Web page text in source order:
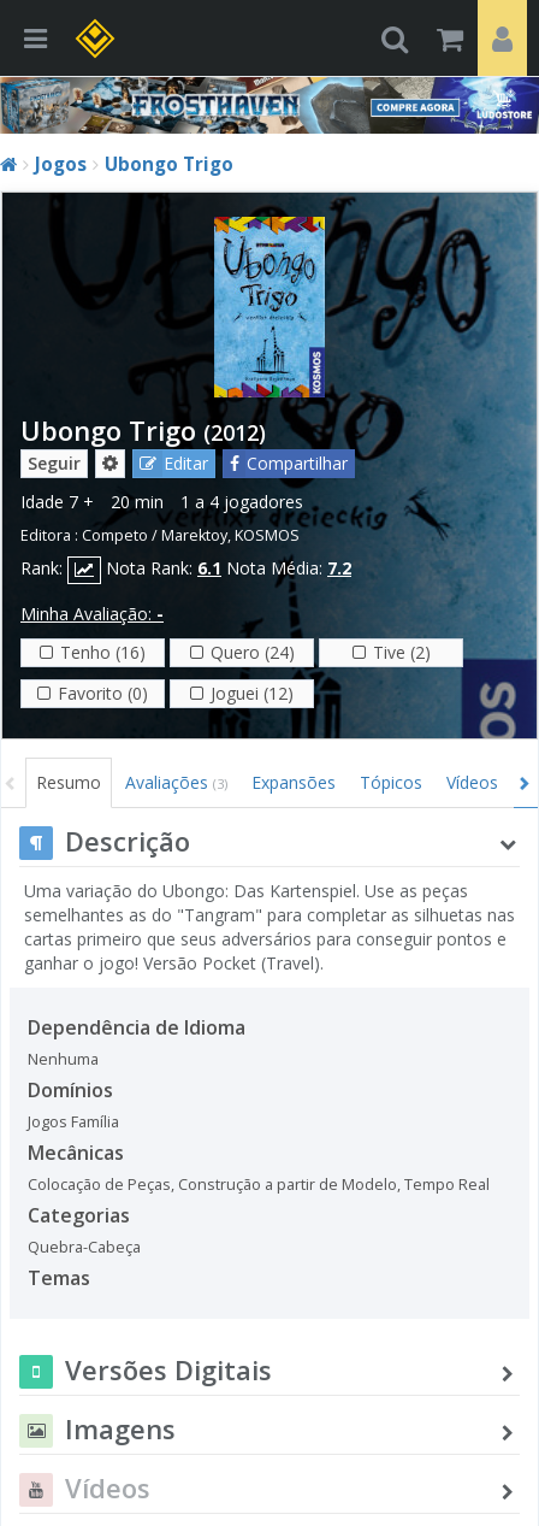
Jogos Ubongo Trigo
Ubongo Trigo (2012)
Seguir Editar
Compartilhar
Idade 7 + 20 min 1 a 4 jogadores
Editora : Competo / Marektoy,KOSMOS
Rank: Nota Rank: 6.1 Nota Média: 7.2
Minha Avaliação: -
Tenho (16)
Quero (24)
Tive (2)
Favorito (0)
Joguei (12)
Resumo Avaliações (3) Expansões Tópicos Vídeos
Descrição
Uma variação do Ubongo: Das Kartenspiel. Use as peças
semelhantes as do "Tangram" para completar as silhuetas nas
cartas primeiro que seus adversários para conseguir pontos e
ganhar o jogo! Versão Pocket (Travel).
Dependência de Idioma
Nenhuma
Domínios
Jogos Família
Mecânicas
Colocação de Peças, Construção a partir de Modelo,Tempo Real
Categorias
Quebra-Cabeça
Temas
Versões Digitais
Imagens
Vídeos